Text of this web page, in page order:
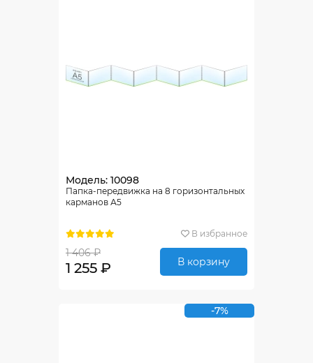
Модель: 10098
Папка-передвижка на 8 горизонтальных
карманов А5
В избранное
1 406 ₽
1 255 ₽ В корзину
-7%